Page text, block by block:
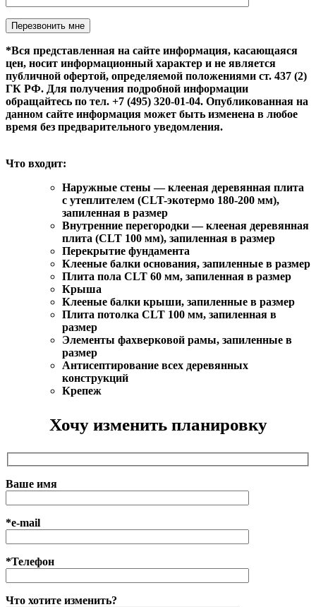
Оставьте это поле пустым.
*Вся представленная на сайте информация, касающаяся
цен, носит информационный характер и не является
публичной офертой, определяемой положениями ст. 437 (2)
ГК РФ. Для получения подробной информации
обращайтесь по тел. +7 (495) 320-01-04. Опубликованная на
данном сайте информация может быть изменена в любое
время без предварительного уведомления.
Что входит:
Наружные стены — клееная деревянная плита
с утеплителем (CLT-экотермо 180-200 мм),
запиленная в размер
Внутренние перегородки — клееная деревянная
плита (CLT 100 мм), запиленная в размер
Перекрытие фундамента
Клееные балки основания, запиленные в размер
Плита пола CLT 60 мм, запиленная в размер
Крыша
Клееные балки крыши, запиленные в размер
Плита потолка CLT 100 мм, запиленная в
размер
Элементы фахверковой рамы, запиленные в
размер
Антисептирование всех деревянных
конструкций
Крепеж
Хочу изменить планировку
Ваше имя
*e-mail
*Телефон
Что хотите изменить?